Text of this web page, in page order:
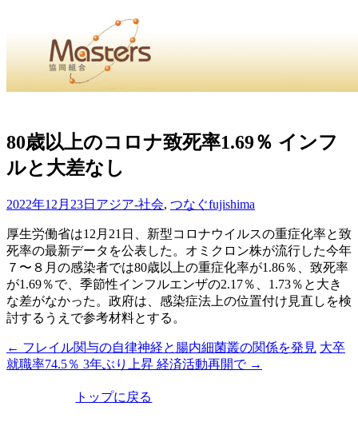
せ・
・Home・ ・理 念・ ・沿 革・ ・組織図・ ・会
協同組合Masters／
国土交通省・経済産業省・農林水産省・厚生労働省 認可
Masters組合員ログイン
80歳以上のコロナ致死率1.69％ インフ
ルと大差なし
2022年12月23日 アジア-社会, つなぐfujishima
厚生労働省は12月21日、新型コロナウイルスの重症化率と致
死率の最新データを公表した。オミクロン株が流行した今年
７〜８月の感染者では80歳以上の重症化率が1.86％、致死率
が1.69％で、季節性インフルエンザの2.17％、1.73％と大き
な差がなかった。政府は、感染症法上の位置付け見直しを検
討するうえで参考材料とする。
投
稿
← フレイル関与の自律神経と腸内細菌叢の関係を発見 大卒
就職率74.5％ 3年ぶり上昇 経済活動再開で →
トップに戻る